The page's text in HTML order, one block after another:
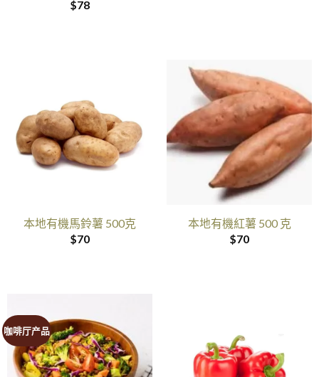
$78
本地有機馬鈴薯 500克
$70
本地有機紅薯 500 克
$70
咖啡厅产品